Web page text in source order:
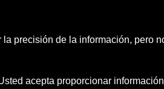
precisión de la información, pero
acepta proporcionar